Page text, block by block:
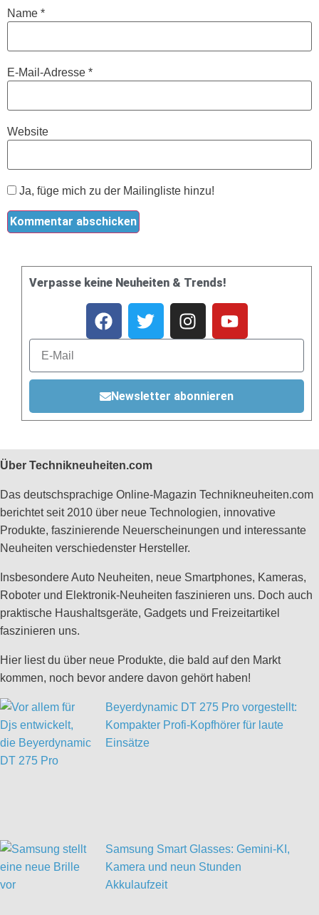
Name *
E-Mail-Adresse *
Website
Ja, füge mich zu der Mailingliste hinzu!
Verpasse keine Neuheiten & Trends!
Newsletter abonnieren
Über Technikneuheiten.com
Das deutschsprachige Online-Magazin Technikneuheiten.com
berichtet seit 2010 über neue Technologien, innovative
Produkte, faszinierende Neuerscheinungen und interessante
Neuheiten verschiedenster Hersteller.
Insbesondere Auto Neuheiten, neue Smartphones, Kameras,
Roboter und Elektronik-Neuheiten faszinieren uns. Doch auch
praktische Haushaltsgeräte, Gadgets und Freizeitartikel
faszinieren uns.
Hier liest du über neue Produkte, die bald auf den Markt
kommen, noch bevor andere davon gehört haben!
Beyerdynamic DT 275 Pro vorgestellt:
Kompakter Profi-Kopfhörer für laute
Einsätze
Samsung Smart Glasses: Gemini-KI,
Kamera und neun Stunden
Akkulaufzeit